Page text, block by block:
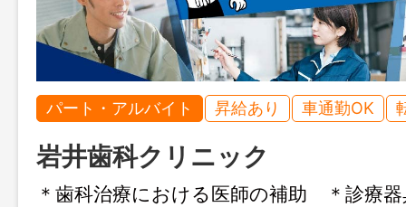
パート・アルバイト 昇給あり 車通勤OK
岩井歯科クリニック
＊歯科治療における医師の補助 ＊診療